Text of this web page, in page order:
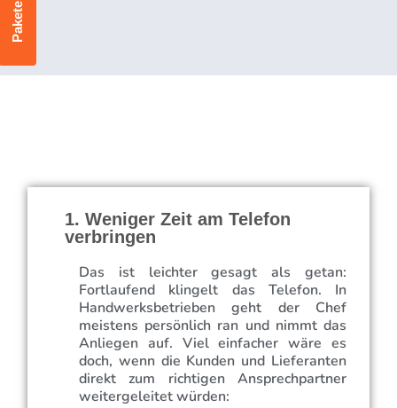
1. Weniger Zeit am Telefon
verbringen
Das ist leichter gesagt als getan:
Fortlaufend klingelt das Telefon. In
Handwerksbetrieben geht der Chef
meistens persönlich ran und nimmt das
Anliegen auf. Viel einfacher wäre es
doch, wenn die Kunden und Lieferanten
direkt zum richtigen Ansprechpartner
weitergeleitet würden:
Pakete